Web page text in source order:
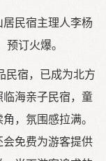
居民宿主理人李杨
预订火爆。
民宿，已成为北方
海亲子民宿，童
，氛围感拉满。
免费为游客提供